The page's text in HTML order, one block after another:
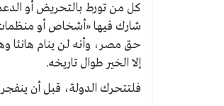
كل من تورط بالتحريض أو
شارك فيها «أشخاص أو
حق مصر، وأنه لن ينام هانئا
إلا الخير طوال تاريخه.
فلتتحرك الدولة، قبل أن